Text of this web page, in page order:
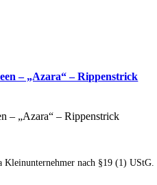
– „Azara“ – Rippenstrick
– „Azara“ – Rippenstrick
Kleinunternehmer nach §19 (1) UStG.